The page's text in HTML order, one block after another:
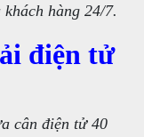
hàng 24/7.
điện tử
cân điện tử 40